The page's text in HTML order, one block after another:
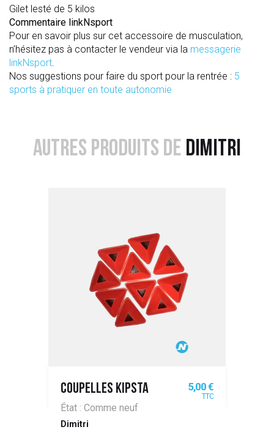
Gilet lesté de 5 kilos
Commentaire linkNsport
Pour en savoir plus sur cet accessoire de musculation,
n’hésitez pas à contacter le vendeur via la messagerie
linkNsport.
Nos suggestions pour faire du sport pour la rentrée : 5
sports à pratiquer en toute autonomie
AUTRES PRODUITS DE DIMITRI
COUPELLES KIPSTA Prix
5,00 €
TTC
État : Comme neuf
Dimitri